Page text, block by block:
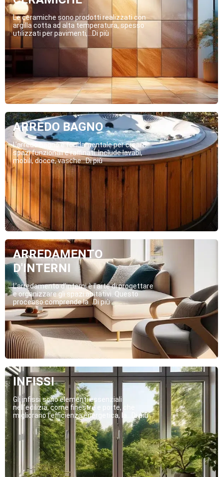
Le ceramiche sono prodotti realizzati con
argilla cotta ad alta temperatura, spesso
utilizzati per pavimenti,...Di più
ARREDO BAGNO
L’arredo bagno è fondamentale per creare
spazi funzionali e raffinati. Include lavabi,
mobili, docce, vasche...Di più
ARREDAMENTO
D'INTERNI
L’arredamento d’interni è l’arte di progettare
e organizzare gli spazi abitativi. Questo
processo comprende la...Di più
INFISSI
Gli infissi sono elementi essenziali
nell’edilizia, come finestre e porte, che
migliorano l’efficienza energetica, la...Di più